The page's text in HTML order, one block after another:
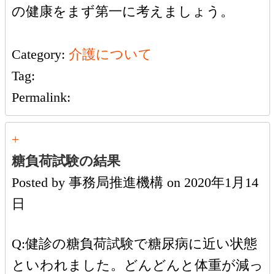
の健康をまず第一に考えましょう。
Category: 介護について
Tag:
Permalink:
+
糖負荷試験の結果
Posted by 事務局推進機構 on 2020年1月14
日
Q:健診の糖負荷試験で糖尿病に近い状態
といわれました。どんどんと体重が減っ